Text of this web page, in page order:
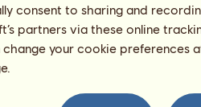
consent to sharing and
partners via these online
your cookie preferences